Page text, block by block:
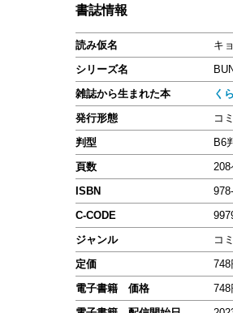
書誌情報
読み仮名
キ
シリーズ名
雑誌から生まれた本
く
発行形態
コ
判型
B6
頁数
208
ISBN
C-CODE
ジャンル
コ
定価
748
電子書籍 価格
748